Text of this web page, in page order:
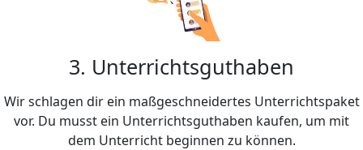
3. Unterrichtsguthaben
Wir schlagen dir ein maßgeschneidertes Unterrichtspaket
vor. Du musst ein Unterrichtsguthaben kaufen, um mit
dem Unterricht beginnen zu können.